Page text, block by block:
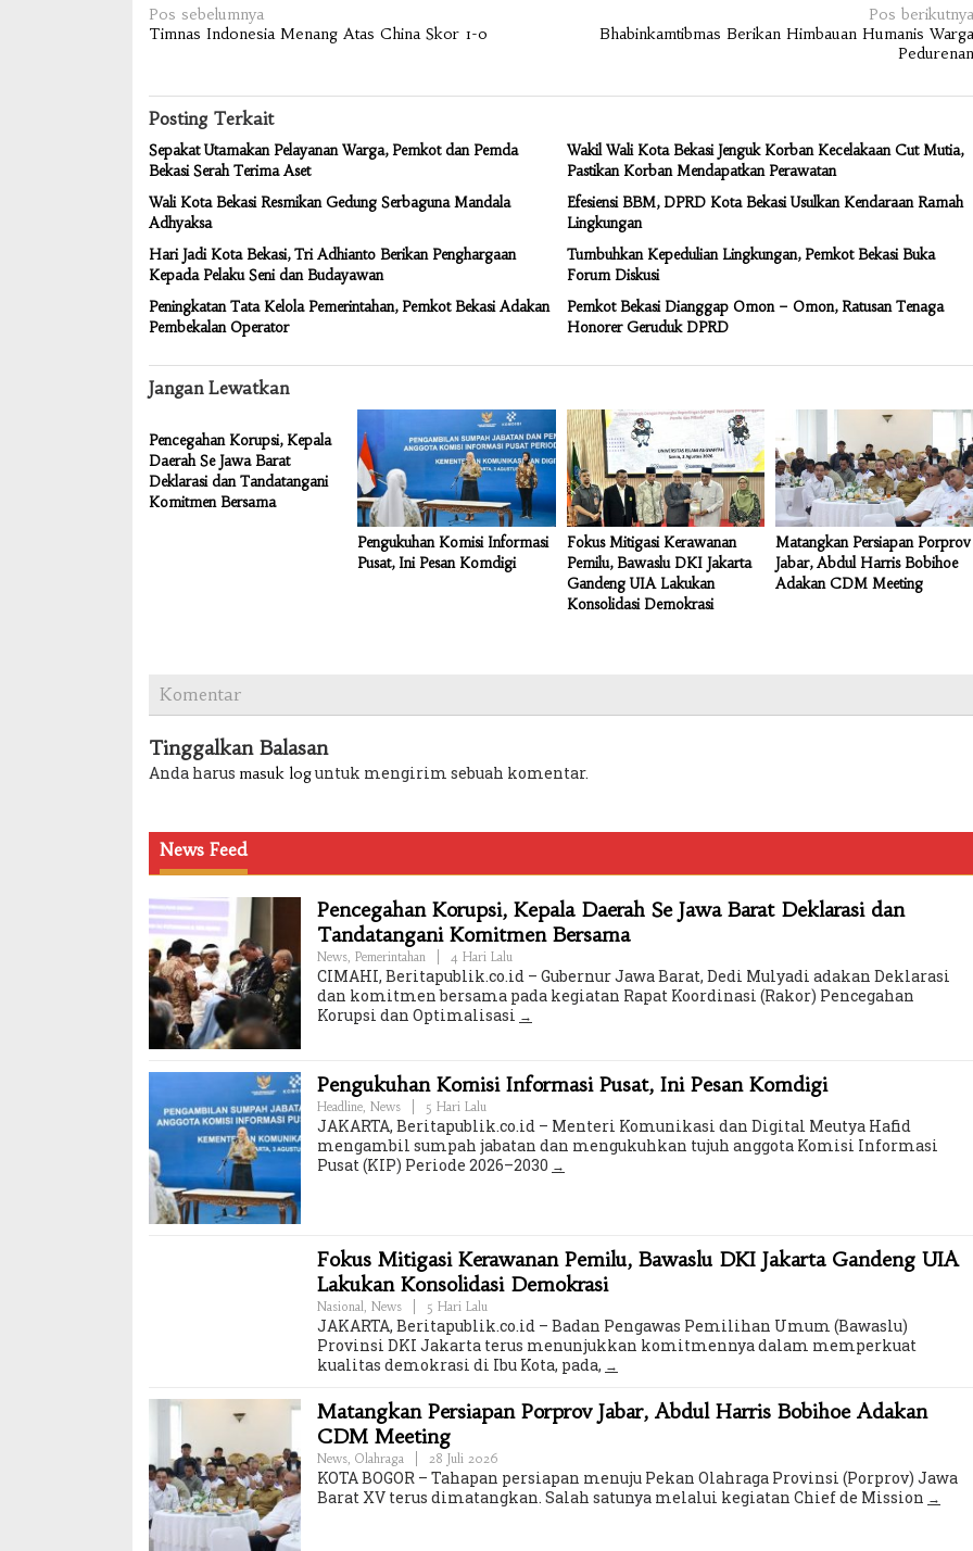
Navigasi
pos
Pos sebelumnya
Timnas Indonesia Menang Atas China Skor 1-0
Pos berikutnya
Bhabinkamtibmas Berikan Himbauan Humanis Warga
Pedurenan
Posting Terkait
Sepakat Utamakan Pelayanan Warga, Pemkot dan Pemda
Bekasi Serah Terima Aset
Wakil Wali Kota Bekasi Jenguk Korban Kecelakaan Cut Mutia,
Pastikan Korban Mendapatkan Perawatan
Wali Kota Bekasi Resmikan Gedung Serbaguna Mandala
Adhyaksa
Efesiensi BBM, DPRD Kota Bekasi Usulkan Kendaraan Ramah
Lingkungan
Hari Jadi Kota Bekasi, Tri Adhianto Berikan Penghargaan
Kepada Pelaku Seni dan Budayawan
Tumbuhkan Kepedulian Lingkungan, Pemkot Bekasi Buka
Forum Diskusi
Peningkatan Tata Kelola Pemerintahan, Pemkot Bekasi Adakan
Pembekalan Operator
Pemkot Bekasi Dianggap Omon – Omon, Ratusan Tenaga
Honorer Geruduk DPRD
Jangan Lewatkan
Pencegahan Korupsi, Kepala
Daerah Se Jawa Barat
Deklarasi dan Tandatangani
Komitmen Bersama
Pengukuhan Komisi Informasi
Pusat, Ini Pesan Komdigi
Fokus Mitigasi Kerawanan
Pemilu, Bawaslu DKI Jakarta
Gandeng UIA Lakukan
Konsolidasi Demokrasi
Matangkan Persiapan Porprov
Jabar, Abdul Harris Bobihoe
Adakan CDM Meeting
Komentar
Tinggalkan Balasan
Anda harus masuk loguntuk mengirim sebuah komentar.
News Feed
Pencegahan Korupsi, Kepala Daerah Se Jawa Barat Deklarasi dan
Tandatangani Komitmen Bersama
News, Pemerintahan 4 Hari Lalu
CIMAHI, Beritapublik.co.id – Gubernur Jawa Barat, Dedi Mulyadi adakan Deklarasi
dan komitmen bersama pada kegiatan Rapat Koordinasi (Rakor) Pencegahan
Korupsi dan Optimalisasi
Pengukuhan Komisi Informasi Pusat, Ini Pesan Komdigi
Headline, News 5 Hari Lalu
JAKARTA, Beritapublik.co.id – Menteri Komunikasi dan Digital Meutya Hafid
mengambil sumpah jabatan dan mengukuhkan tujuh anggota Komisi Informasi
Pusat (KIP) Periode 2026–2030
Fokus Mitigasi Kerawanan Pemilu, Bawaslu DKI Jakarta Gandeng UIA
Lakukan Konsolidasi Demokrasi
Nasional, News 5 Hari Lalu
JAKARTA, Beritapublik.co.id – Badan Pengawas Pemilihan Umum (Bawaslu)
Provinsi DKI Jakarta terus menunjukkan komitmennya dalam memperkuat
kualitas demokrasi di Ibu Kota, pada,
Matangkan Persiapan Porprov Jabar, Abdul Harris Bobihoe Adakan
CDM Meeting
News, Olahraga 28 Juli 2026
KOTA BOGOR – Tahapan persiapan menuju Pekan Olahraga Provinsi (Porprov) Jawa
Barat XV terus dimatangkan. Salah satunya melalui kegiatan Chief de Mission